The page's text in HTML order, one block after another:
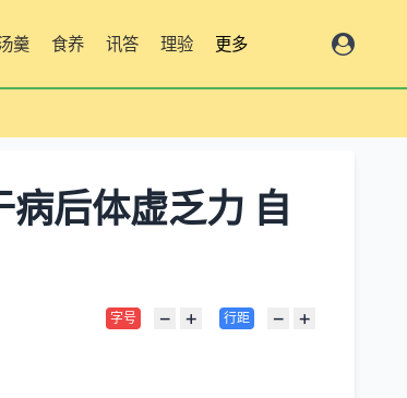
羹 食养 讯答 理验 更多
后体虚乏力 自
字号 − + 行距 − +